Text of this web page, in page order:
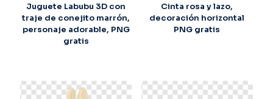
Juguete Labubu 3D con
traje de conejito marrón,
personaje adorable, PNG
gratis
Cinta rosa y lazo,
decoración horizontal
PNG gratis